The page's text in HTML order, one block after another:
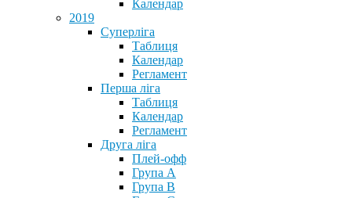
Календар
2019
Суперліга
Таблиця
Календар
Регламент
Перша ліга
Таблиця
Календар
Регламент
Друга ліга
Плей-офф
Група А
Група В